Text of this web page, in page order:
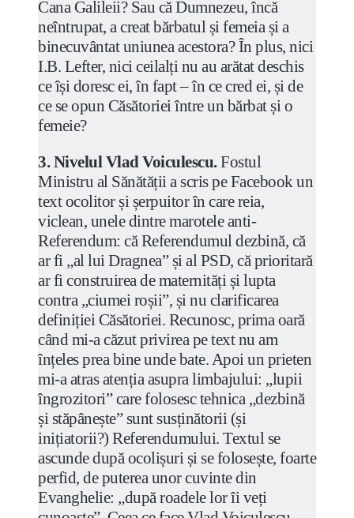
Cana Galileii? Sau că Dumnezeu, încă
neîntrupat, a creat bărbatul și femeia și a
binecuvântat uniunea acestora? În plus, nici
I.B. Lefter, nici ceilalți nu au arătat deschis
ce își doresc ei, în fapt – în ce cred ei, și de
ce se opun Căsătoriei între un bărbat și o
femeie?
3. Nivelul Vlad Voiculescu.Fostul
Ministru al Sănătății a scris pe Facebook un
text ocolitor și șerpuitor în care reia,
viclean, unele dintre marotele anti-
Referendum: că Referendumul dezbină, că
ar fi „al lui Dragnea” și al PSD, că prioritară
ar fi construirea de maternități și lupta
contra „ciumei roșii”, și nu clarificarea
definiției Căsătoriei. Recunosc, prima oară
când mi-a căzut privirea pe text nu am
înțeles prea bine unde bate. Apoi un prieten
mi-a atras atenția asupra limbajului: „lupii
îngrozitori” care folosesc tehnica „dezbină
și stăpânește” sunt susținătorii (și
inițiatorii?) Referendumului. Textul se
ascunde după ocolișuri și se folosește, foarte
perfid, de puterea unor cuvinte din
Evanghelie: „după roadele lor îi veți